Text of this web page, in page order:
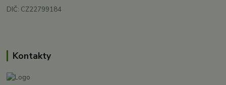
DIČ: CZ22799184
Kontakty